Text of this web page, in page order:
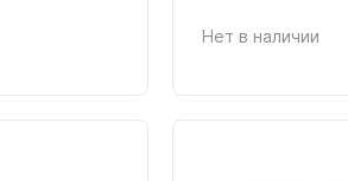
Нет в наличии